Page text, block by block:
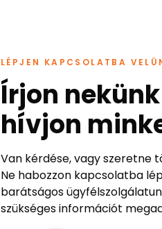
LÉPJEN KAPCSOLATBA
Írjon
hívjon
Van kérdése, vagy szeretne
Ne habozzon kapcsolatba
barátságos
szükséges információt